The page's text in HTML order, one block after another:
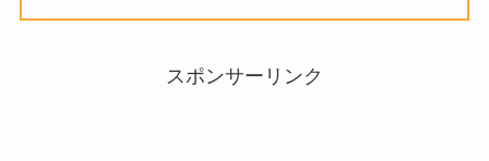
スポンサーリンク